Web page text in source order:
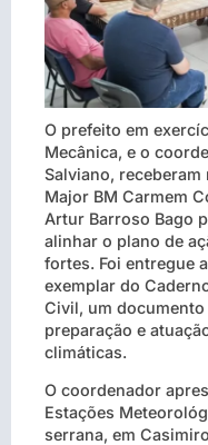
O prefeito em
Mecânica, e o
Salviano,
Major BM Carmem
Artur Barroso Bago
alinhar o plano de
fortes. Foi entregue
exemplar do
Civil, um
preparação e
climáticas.
O coordenador
Estações
serrana, em